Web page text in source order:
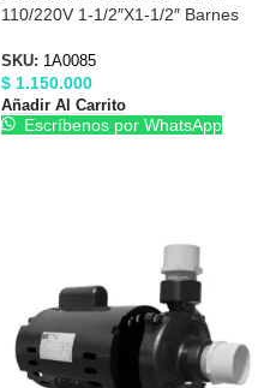
110/220V 1-1/2″X1-1/2″ Barnes
SKU: 1A0085
$ 1.150.000
Añadir Al Carrito
Escríbenos por WhatsApp